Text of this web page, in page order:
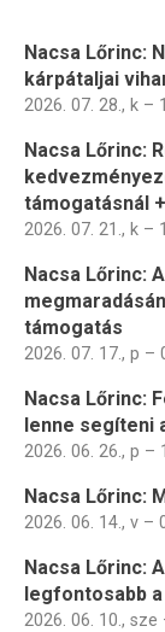
Nacsa Lőrinc:
kárpátaljai
2026. 07. 28., k –
Nacsa Lőrinc:
támogatásnál +
2026. 07. 21., k –
Nacsa Lőrinc:
támogatás
2026. 07. 17., p –
Nacsa Lőrinc:
lenne segíteni
2026. 06. 26., p –
Nacsa Lőrinc:
2026. 06. 14., v –
Nacsa Lőrinc:
legfontosabb
2026. 06. 10., sze